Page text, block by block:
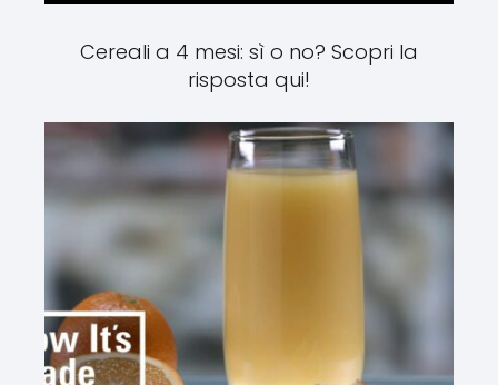
Cereali a 4 mesi: sì o no? Scopri la
risposta qui!